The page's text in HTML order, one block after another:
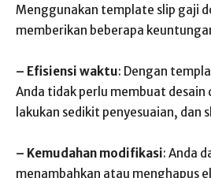
Menggunakan template slip gaji
memberikan beberapa
– Efisiensi waktu: Dengan
Anda tidak perlu membuat desain
lakukan sedikit penyesuaian, dan
– Kemudahan modifikasi: Anda
menambahkan atau menghapus